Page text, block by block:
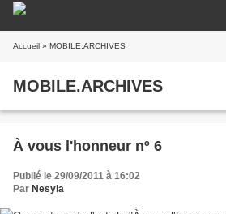
Accueil » MOBILE.ARCHIVES
MOBILE.ARCHIVES
À vous l'honneur nº 6
Publié le 29/09/2011 à 16:02
Par Nesyla